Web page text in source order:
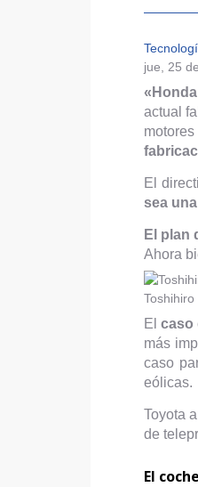
jue, 25
actual
El
sea
El plan
Ahora
Elcaso
más
caso
eólicas.
Toyota
de
El